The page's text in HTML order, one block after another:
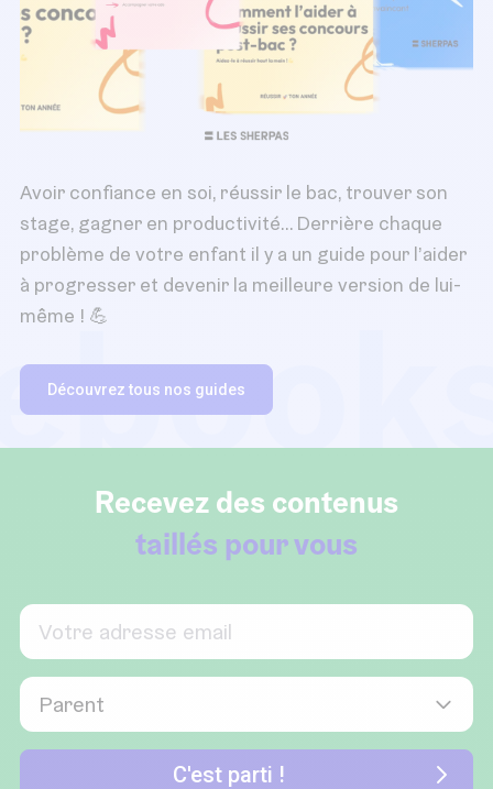
Avoir confiance en soi, réussir le bac, trouver son
stage, gagner en productivité… Derrière chaque
problème de votre enfant il y a un guide pour l’aider
à progresser et devenir la meilleure version de lui-
même ! 💪
Découvrez tous nos guides
Recevez des contenus
taillés pour vous